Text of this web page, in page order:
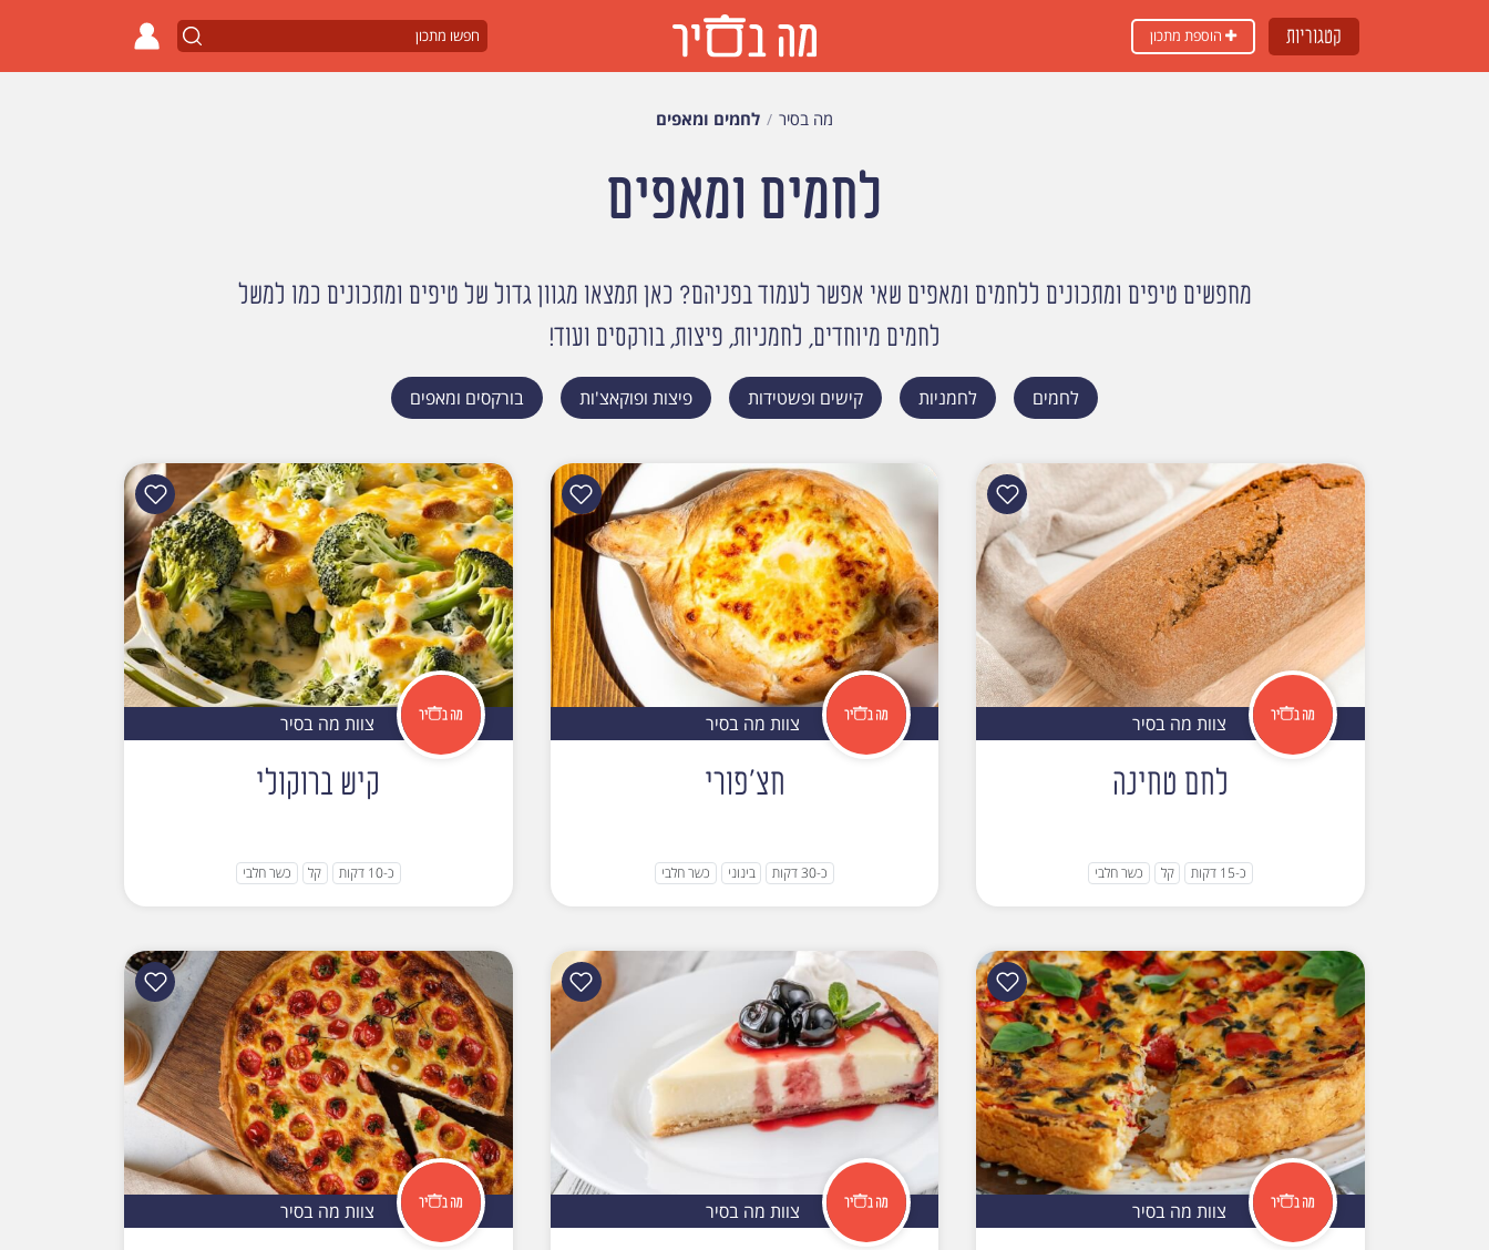
קטגוריות
מה בסיר לחמים ומאפים
לחמים ומאפים
מחפשים טיפים ומתכונים ללחמים ומאפים שאי אפשר לעמוד בפניהם? כאן תמצאו מגוון גדול של טיפים ומתכונים כמו למשל
לחמים מיוחדים, לחמניות, פיצות, בורקסים ועוד!
לחמים לחמניות קישים ופשטידות פיצות ופוקאצ'ות בורקסים ומאפים
צוות מה בסיר
לחם טחינה
כ-15 דקות קל כשר חלבי
צוות מה בסיר
חצ'פורי
כ-30 דקות בינוני כשר חלבי
צוות מה בסיר
קיש ברוקולי
כ-10 דקות קל כשר חלבי
צוות מה בסיר צוות מה בסיר צוות מה בסיר